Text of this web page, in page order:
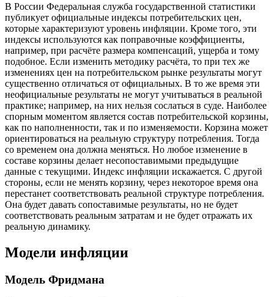
В России Федеральная служба государственной статистики
публикует официальные индексы потребительских цен,
которые характеризуют уровень инфляции. Кроме того, эти
индексы используются как поправочные коэффициенты,
например, при расчёте размера компенсаций, ущерба и тому
подобное. Если изменить методику расчёта, то при тех же
изменениях цен на потребительском рынке результаты могут
существенно отличаться от официальных. В то же время эти
неофициальные результаты не могут учитываться в реальной
практике; например, на них нельзя сослаться в суде. Наиболее
спорным моментом является состав потребительской корзины,
как по наполненности, так и по изменяемости. Корзина может
ориентироваться на реальную структуру потребления. Тогда
со временем она должна меняться. Но любое изменение в
составе корзины делает несопоставимыми предыдущие
данные с текущими. Индекс инфляции искажается. С другой
стороны, если не менять корзину, через некоторое время она
перестанет соответствовать реальной структуре потребления.
Она будет давать сопоставимые результаты, но не будет
соответствовать реальным затратам и не будет отражать их
реальную динамику.
Модели инфляции
Модель Фридмана